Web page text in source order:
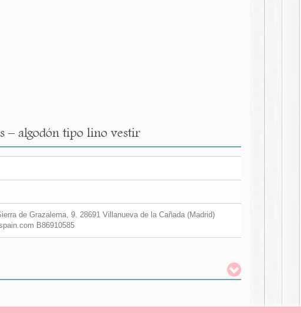
– algodón tipo lino vestir
de Grazalema, 9. 28691 Villanueva de la Cañada (Madrid)
B86910585